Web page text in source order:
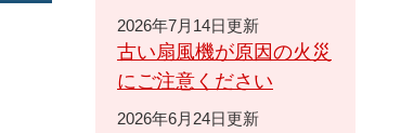
2026年7月14日更新
古い扇風機が原因の火災
にご注意ください
2026年6月24日更新